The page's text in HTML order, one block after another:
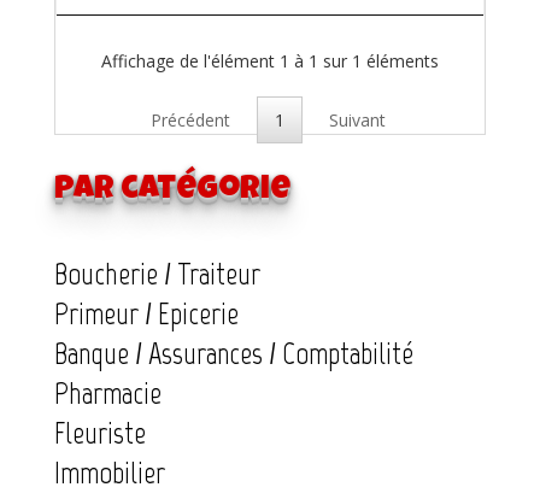
Affichage de l'élément 1 à 1 sur 1 éléments
Précédent 1 Suivant
Par catégorie
Boucherie / Traiteur
Primeur / Epicerie
Banque / Assurances / Comptabilité
Pharmacie
Fleuriste
Immobilier